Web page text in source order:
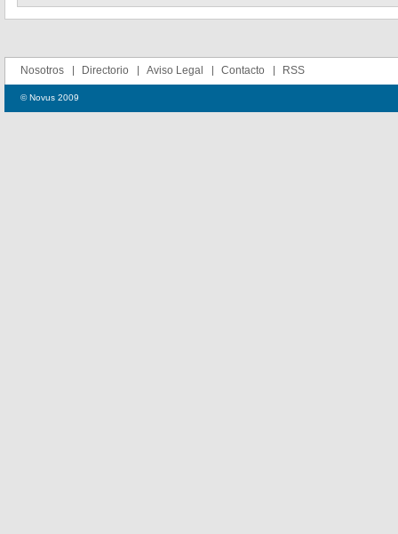
Nosotros Directorio Aviso Legal Contacto RSS
© Novus 2009